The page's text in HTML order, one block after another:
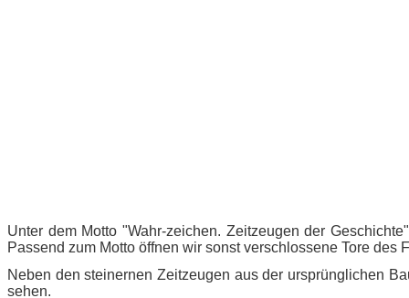
Unter dem Motto "Wahr-zeichen. Zeitzeugen der
Passend zum Motto öffnen wir sonst verschlossene Tore des
Neben den steinernen Zeitzeugen aus der ursprünglichen
sehen.